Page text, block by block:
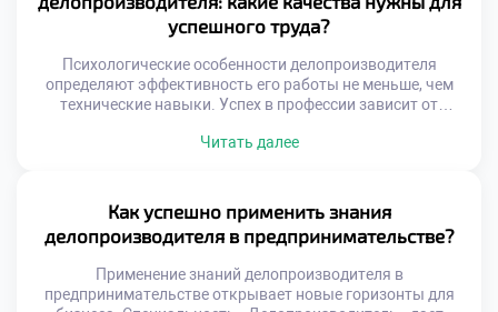
документах ведут к простоям транспорта и штрафам.
Делопроизводитель выступает гарантом […]
успешного труда?
Психологические особенности делопроизводителя
определяют эффективность его работы не меньше, чем
технические навыки. Успех в профессии зависит от
устойчивости специалиста. Документационное
справляться с высокими нагрузками и ответственностью
ежедневно. Работа с документами — это постоянный
контакт с информацией и людьми […]
Читать далее
Как успешно применить знания
делопроизводителя в предпринимательстве?
Применение знаний делопроизводителя в
предпринимательстве открывает новые горизонты для